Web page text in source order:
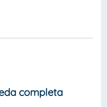
completa